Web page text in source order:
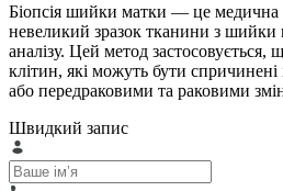
Біопсія шийки матки — це медична
невеликий зразок тканини з шийки
аналізу. Цей метод застосовується,
клітин, які можуть бути
або передраковими та раковими
Швидкий запис